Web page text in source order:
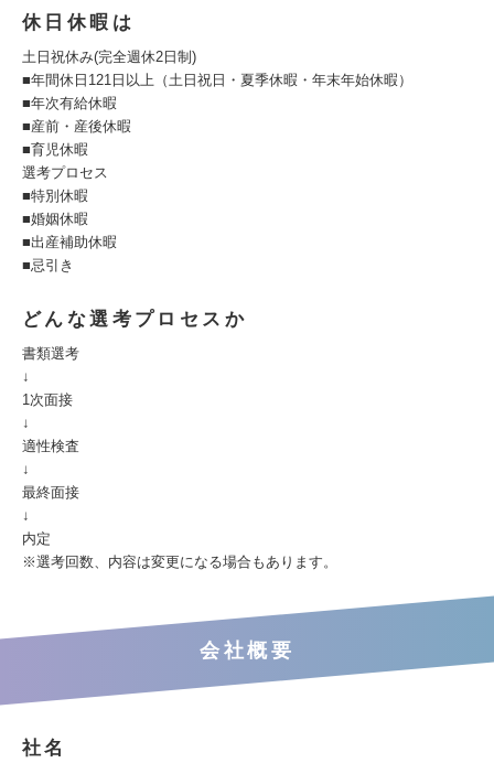
休日休暇は
土日祝休み(完全週休2日制)
■年間休日121日以上（土日祝日・夏季休暇・年末年始休暇）
■年次有給休暇
■産前・産後休暇
■育児休暇
選考プロセス
■特別休暇
■婚姻休暇
■出産補助休暇
■忌引き
どんな選考プロセスか
書類選考
↓
1次面接
↓
適性検査
↓
最終面接
↓
内定
※選考回数、内容は変更になる場合もあります。
会社概要
社名